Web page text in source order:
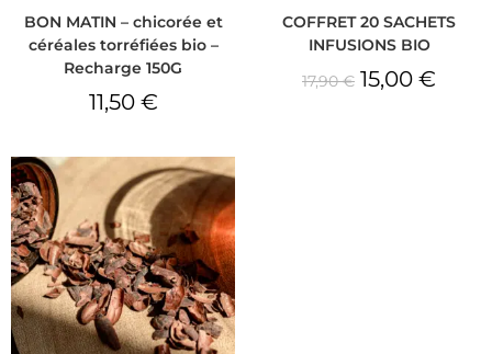
BON MATIN – chicorée et
céréales torréfiées bio –
Recharge 150G
11,50 €
COFFRET 20 SACHETS
INFUSIONS BIO
17,90€ 15,00 €